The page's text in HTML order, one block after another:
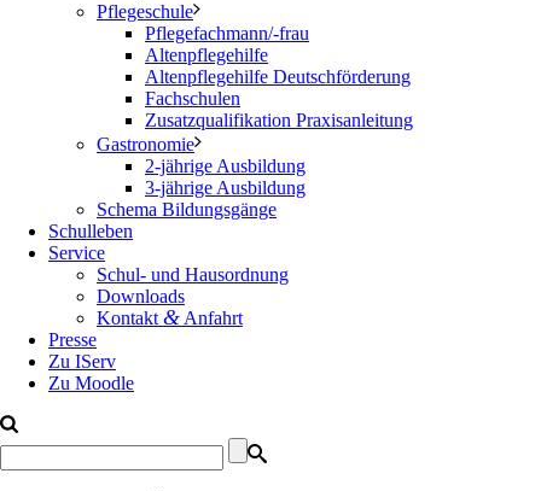
Pflegeschule
Pflegefachmann/-frau
Altenpflegehilfe
Altenpflegehilfe Deutschförderung
Fachschulen
Zusatzqualifikation Praxisanleitung
Gastronomie
2-jährige Ausbildung
3-jährige Ausbildung
Schema Bildungsgänge
Schulleben
Service
Schul- und Hausordnung
Downloads
Kontakt & Anfahrt
Presse
Zu IServ
Zu Moodle